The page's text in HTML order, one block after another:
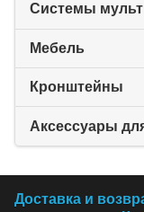
Системы
Мебель
Кронштейны
Аксессуары
Доставка и